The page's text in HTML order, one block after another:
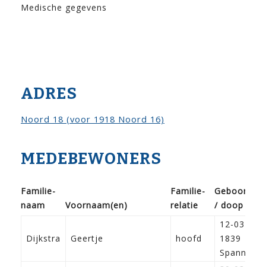
Medische gegevens
ADRES
Noord 18 (voor 1918 Noord 16)
MEDEBEWONERS
Familie­
naam
Voor­naam(en)
Familie­
relatie
Geboorte
/ doop
Dijkstra Geertje hoofd
12-03-
1839
Spannum